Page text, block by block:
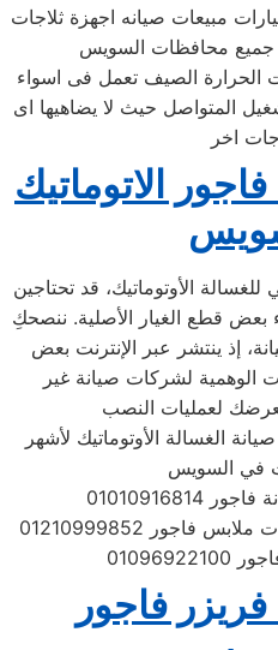
مبيعات صيانه اجهزة ثلاجات
الصيف تعمل فى اسواء
المتواصل حيث لا يضاهيها اى
الاتوماتيك
الأوتوماتيك، قد تحتاجين
قطع الغيار الأصلية. ننصحكِ
إذ ينتشر عبر الإنترنت بعض
الوهمية لشركات صيانة غير
الغسالة الأوتوماتيك لأشهر
فاجور